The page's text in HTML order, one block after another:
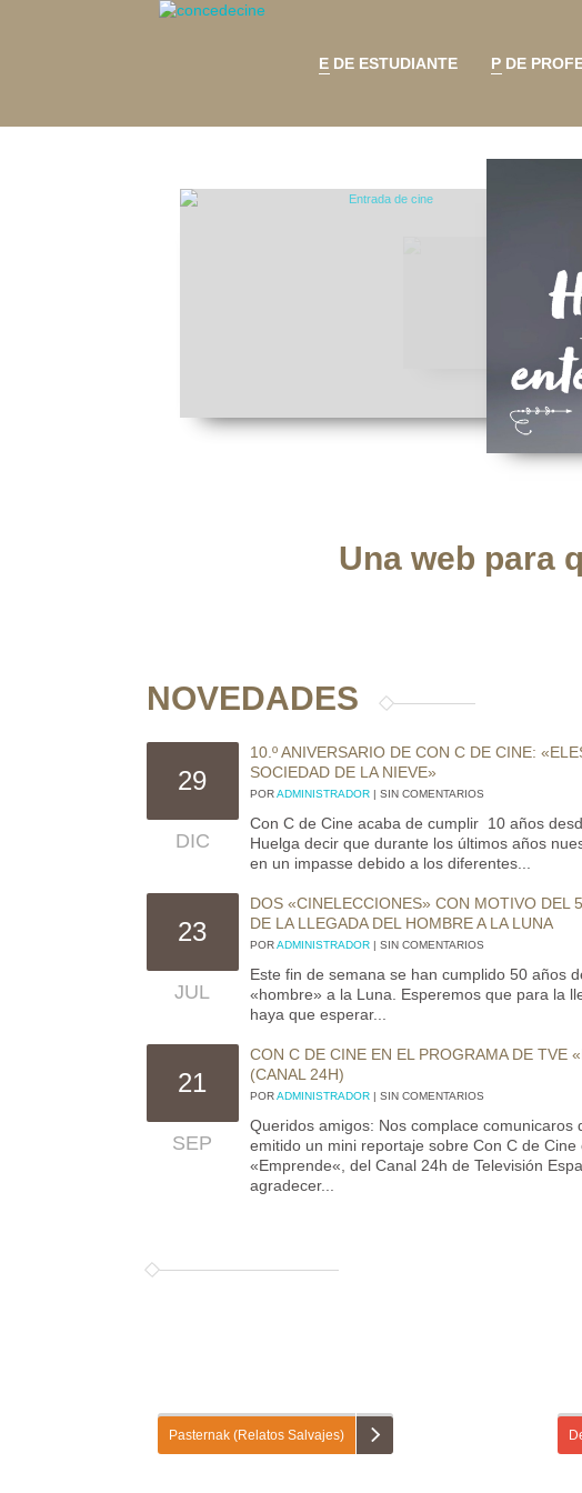
E DE ESTUDIANTE P DE
Una web para
NOVEDADES
29
DIC
10.º ANIVERSARIO DE CON C DE CINE:
SOCIEDAD DE LA NIEVE»
PORADMINISTRADOR | SIN COMENTARIOS
Con C de Cine acaba de cumplir 10 años
Huelga decir que durante los últimos años
en un impasse debido a los diferentes...
23
JUL
DOS «CINELECCIONES» CON MOTIVO DEL
DE LA LLEGADA DEL HOMBRE A LA LUNA
PORADMINISTRADOR | SIN COMENTARIOS
Este fin de semana se han cumplido 50 años
«hombre» a la Luna. Esperemos que para la
haya que esperar...
21
SEP
CON C DE CINE EN EL PROGRAMA DE TVE
(CANAL 24H)
PORADMINISTRADOR | SIN COMENTARIOS
Queridos amigos: Nos complace comunicaros
emitido un mini reportaje sobre Con C de Cine
«Emprende«, del Canal 24h de Televisión
agradecer...
Pasternak (Relatos Salvajes)